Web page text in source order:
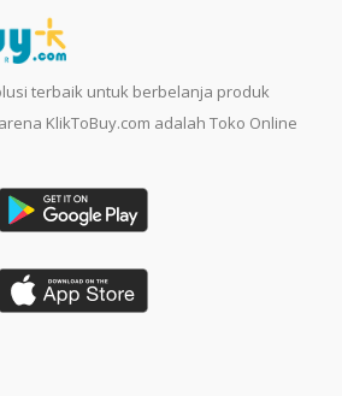
terbaik untuk berbelanja produk
KlikToBuy.com adalah Toko Online